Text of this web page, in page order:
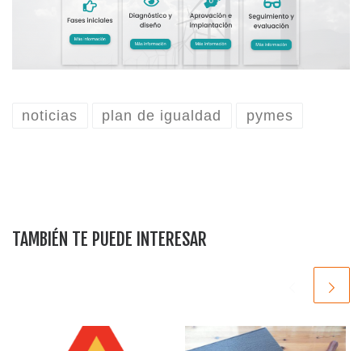
noticias plan de igualdad pymes
TAMBIÉN TE PUEDE INTERESAR